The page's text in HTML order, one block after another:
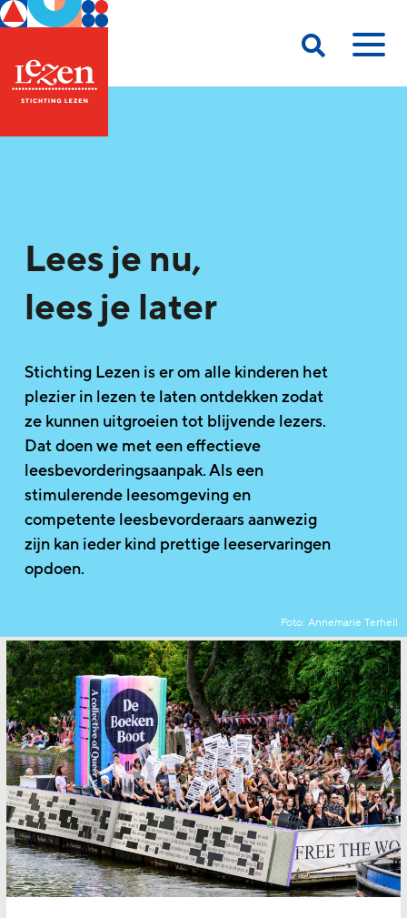
Foto: Annemarie Terhell
Lees je nu,
lees je later
Stichting Lezen is er om alle kinderen het
plezier in lezen te laten ontdekken zodat
ze kunnen uitgroeien tot blijvende lezers.
Dat doen we met een effectieve
leesbevorderingsaanpak. Als een
stimulerende leesomgeving en
competente leesbevorderaars aanwezig
zijn kan ieder kind prettige leeservaringen
opdoen.